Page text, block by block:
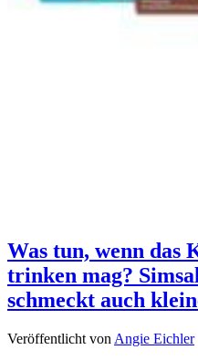
Was tun, wenn das
trinken mag?
schmeckt auch
Veröffentlicht von Angie Eichler